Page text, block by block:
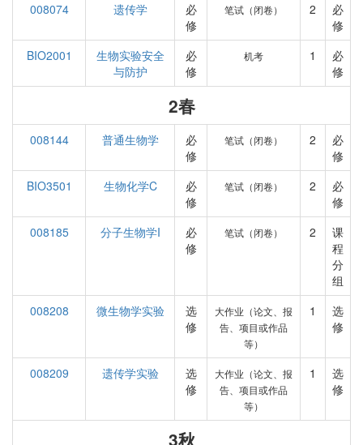
008074
遗传学
必
修
笔试（闭卷） 2
必
修
BIO2001
生物实验安全
与防护
必
修
机考 1
必
修
2春
008144 普通生物学
必
修
笔试（闭卷） 2
必
修
BIO3501
生物化学C
必
修
笔试（闭卷） 2
必
修
008185
分子生物学I
必
修
笔试（闭卷） 2
课
程
分
组
008208
微生物学实验
选
修
大作业（论文、报
告、项目或作品
等）
1
选
修
008209 遗传学实验
选
修
大作业（论文、报
告、项目或作品
等）
1
选
修
3秋